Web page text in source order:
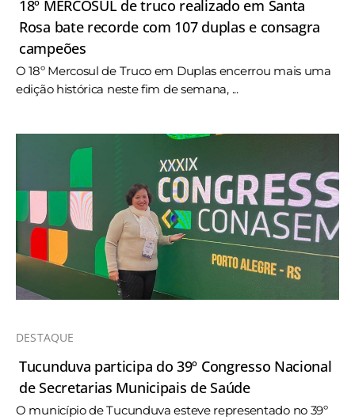
18º MERCOSUL de truco realizado em Santa
Rosa bate recorde com 107 duplas e consagra
campeões
O 18º Mercosul de Truco em Duplas encerrou mais uma
edição histórica neste fim de semana, ...
DESTAQUE
Tucunduva participa do 39º Congresso Nacional
de Secretarias Municipais de Saúde
O município de Tucunduva esteve representado no 39º